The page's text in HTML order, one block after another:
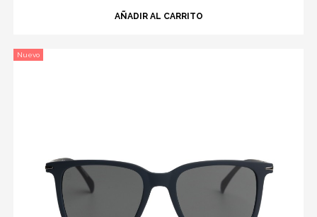
AÑADIR AL CARRITO
Nuevo